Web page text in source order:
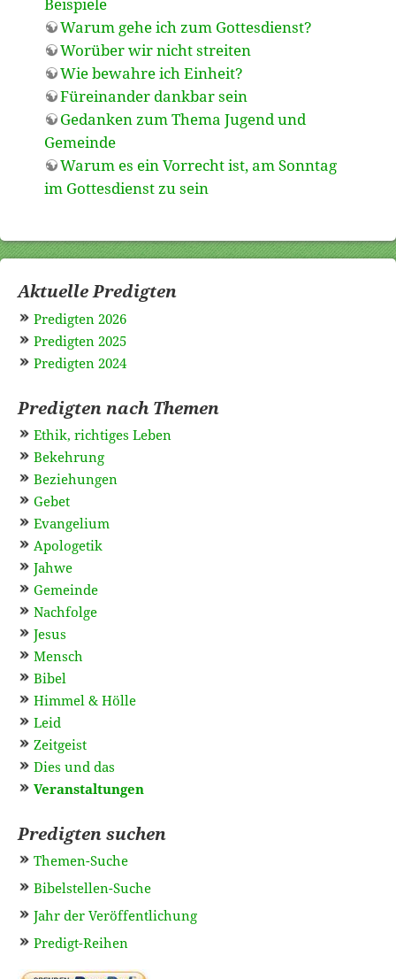
Beispiele
Warum gehe ich zum Gottesdienst?
Worüber wir nicht streiten
Wie bewahre ich Einheit?
Füreinander dankbar sein
Gedanken zum Thema Jugend und
Gemeinde
Warum es ein Vorrecht ist, am Sonntag
im Gottesdienst zu sein
Aktuelle Predigten
Predigten 2026
Predigten 2025
Predigten 2024
Predigten nach Themen
Ethik, richtiges Leben
Bekehrung
Beziehungen
Gebet
Evangelium
Apologetik
Jahwe
Gemeinde
Nachfolge
Jesus
Mensch
Bibel
Himmel & Hölle
Leid
Zeitgeist
Dies und das
Veranstaltungen
Predigten suchen
Themen-Suche
Bibelstellen-Suche
Jahr der Veröffentlichung
Predigt-Reihen